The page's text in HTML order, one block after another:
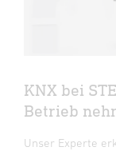
KNX bei
Betrieb
Unser Experte